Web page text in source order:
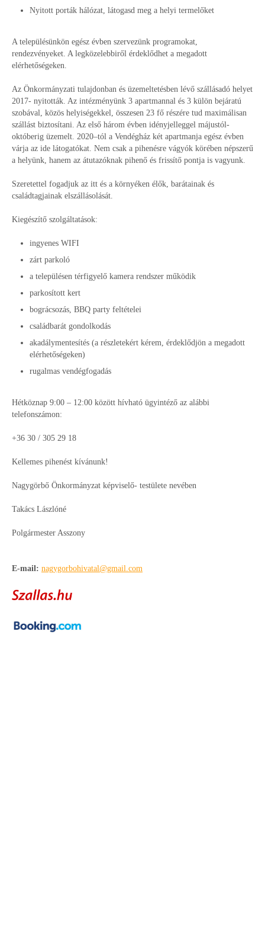
Nyitott porták hálózat, látogasd meg a helyi termelőket
A településünkön egész évben szervezünk programokat,
rendezvényeket. A legközelebbiről érdeklődhet a megadott
elérhetőségeken.
Az Önkormányzati tulajdonban és üzemeltetésben lévő szállásadó helyet
2017- nyitották. Az intézményünk 3 apartmannal és 3 külön bejáratú
szobával, közös helyiségekkel, összesen 23 fő részére tud maximálisan
szállást biztosítani. Az első három évben idényjelleggel májustól-
októberig üzemelt. 2020–tól a Vendégház két apartmanja egész évben
várja az ide látogatókat. Nem csak a pihenésre vágyók körében népszerű
a helyünk, hanem az átutazóknak pihenő és frissítő pontja is vagyunk.
Szeretettel fogadjuk az itt és a környéken élők, barátainak és
családtagjainak elszállásolását.
Kiegészítő szolgáltatások:
ingyenes WIFI
zárt parkoló
a településen térfigyelő kamera rendszer működik
parkosított kert
bográcsozás, BBQ party feltételei
családbarát gondolkodás
akadálymentesítés (a részletekért kérem, érdeklődjön a megadott
elérhetőségeken)
rugalmas vendégfogadás
Hétköznap 9:00 – 12:00 között hívható ügyintéző az alábbi
telefonszámon:
+36 30 / 305 29 18
Kellemes pihenést kívánunk!
Nagygörbő Önkormányzat képviselő- testülete nevében
Takács Lászlóné
Polgármester Asszony
E-mail: nagygorbohivatal@gmail.com